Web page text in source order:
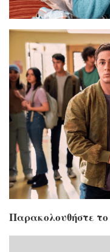
Παρακολουθήστε